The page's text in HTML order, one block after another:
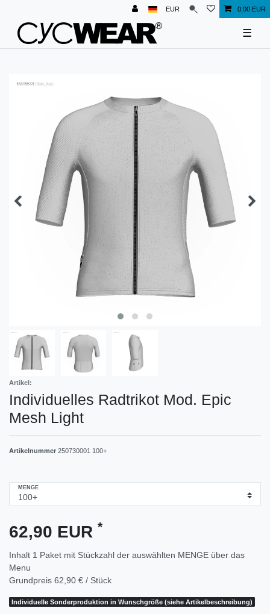
EUR 0,00 EUR
☰
Artikel:
Individuelles Radtrikot Mod. Epic
Mesh Light
Artikelnummer 250730001 100+
MENGE
62,90 EUR *
Inhalt 1 Paket mit Stückzahl der auswählten MENGE über das
Menu
Grundpreis 62,90 € / Stück
Individuelle Sonderproduktion in Wunschgröße (siehe Artikelbeschreibung)